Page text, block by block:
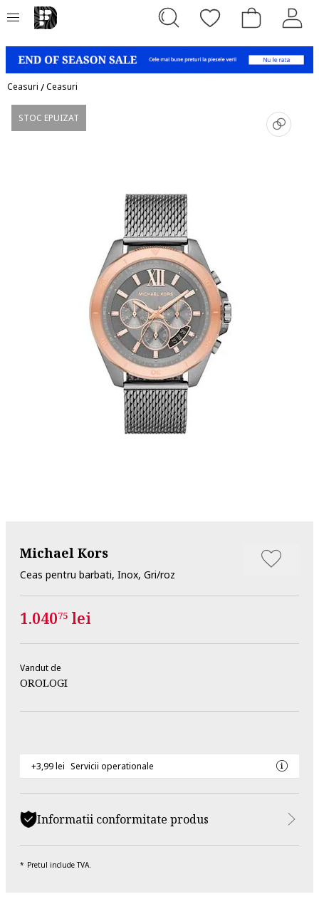
Ceasuri /Ceasuri
STOC EPUIZAT
Michael Kors
Ceas pentru barbati, Inox, Gri/roz
1.04075 lei
Vandut de
OROLOGI
+3,99 lei Servicii operationale
Informatii conformitate produs
Pretul include TVA.